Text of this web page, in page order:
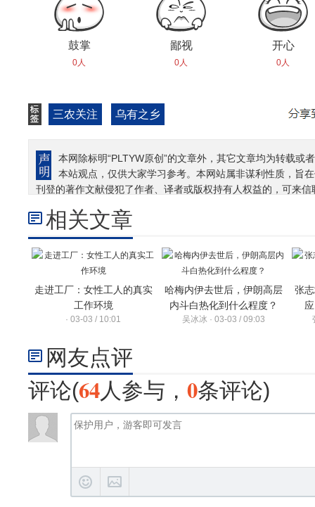
鼓掌
0人
鄙视
0人
开心
0人
三农关注 乌有之乡
本网除标明“PLTYW原创”的文章外，其它文章均为转载
本站观点，仅供大家学习参考。本网站属非谋利性质，旨
刊登的著作文献侵犯了作者、译者或版权持有人权益的，可来
相关文章
走进工厂：女性工人的真实
工作环境
· 03-03 / 10:01
哈梅内伊去世后，伊朗高层
内斗白热化到什么程度？
吴冰冰 · 03-03 / 09:03
张
网友点评
评论(64人参与， 0条评论)